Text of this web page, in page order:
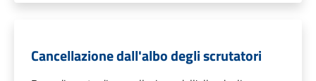
Cancellazione dall'albo degli scrutatori